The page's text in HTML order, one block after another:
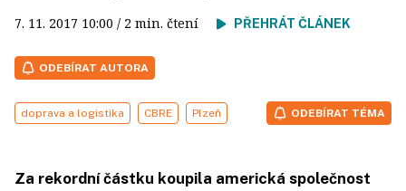
7. 11. 2017 10:00 / 2 min. čtení PŘEHRÁT ČLÁNEK
ODEBÍRAT AUTORA
doprava a logistika CBRE Plzeň ODEBÍRAT TÉMA
Za rekordní částku koupila americká společnost